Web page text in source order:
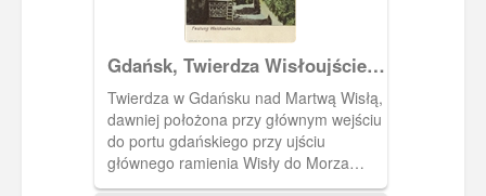
Gdańsk, Twierdza Wisłoujście,
Weichselmünde
Twierdza w Gdańsku nad Martwą Wisłą,
dawniej położona przy głównym wejściu
do portu gdańskiego przy ujściu
głównego ramienia Wisły do Morza
Bałtyckiego.